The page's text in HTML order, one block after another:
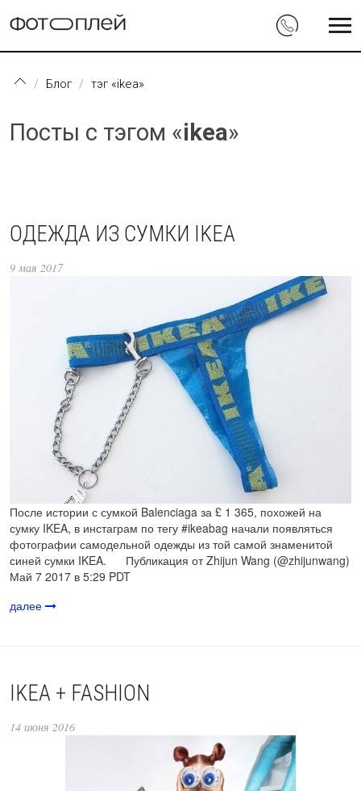
Блог тэг «ikea»
Посты с тэгом «ikea»
ОДЕЖДА ИЗ СУМКИ IKEA
9 мая 2017
После истории с сумкой Balenciaga за £ 1 365, похожей на
сумку IKEA, в инстаграм по тегу #ikeabag начали появляться
фотографии самодельной одежды из той самой знаменитой
синей сумки IKEA. Публикация от Zhijun Wang (@zhijunwang)
Май 7 2017 в 5:29 PDT
далее
IKEA + FASHION
14 июня 2016